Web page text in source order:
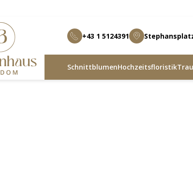
+43 1 5124391
SchnittblumenHochzeitsfloristik
Dom